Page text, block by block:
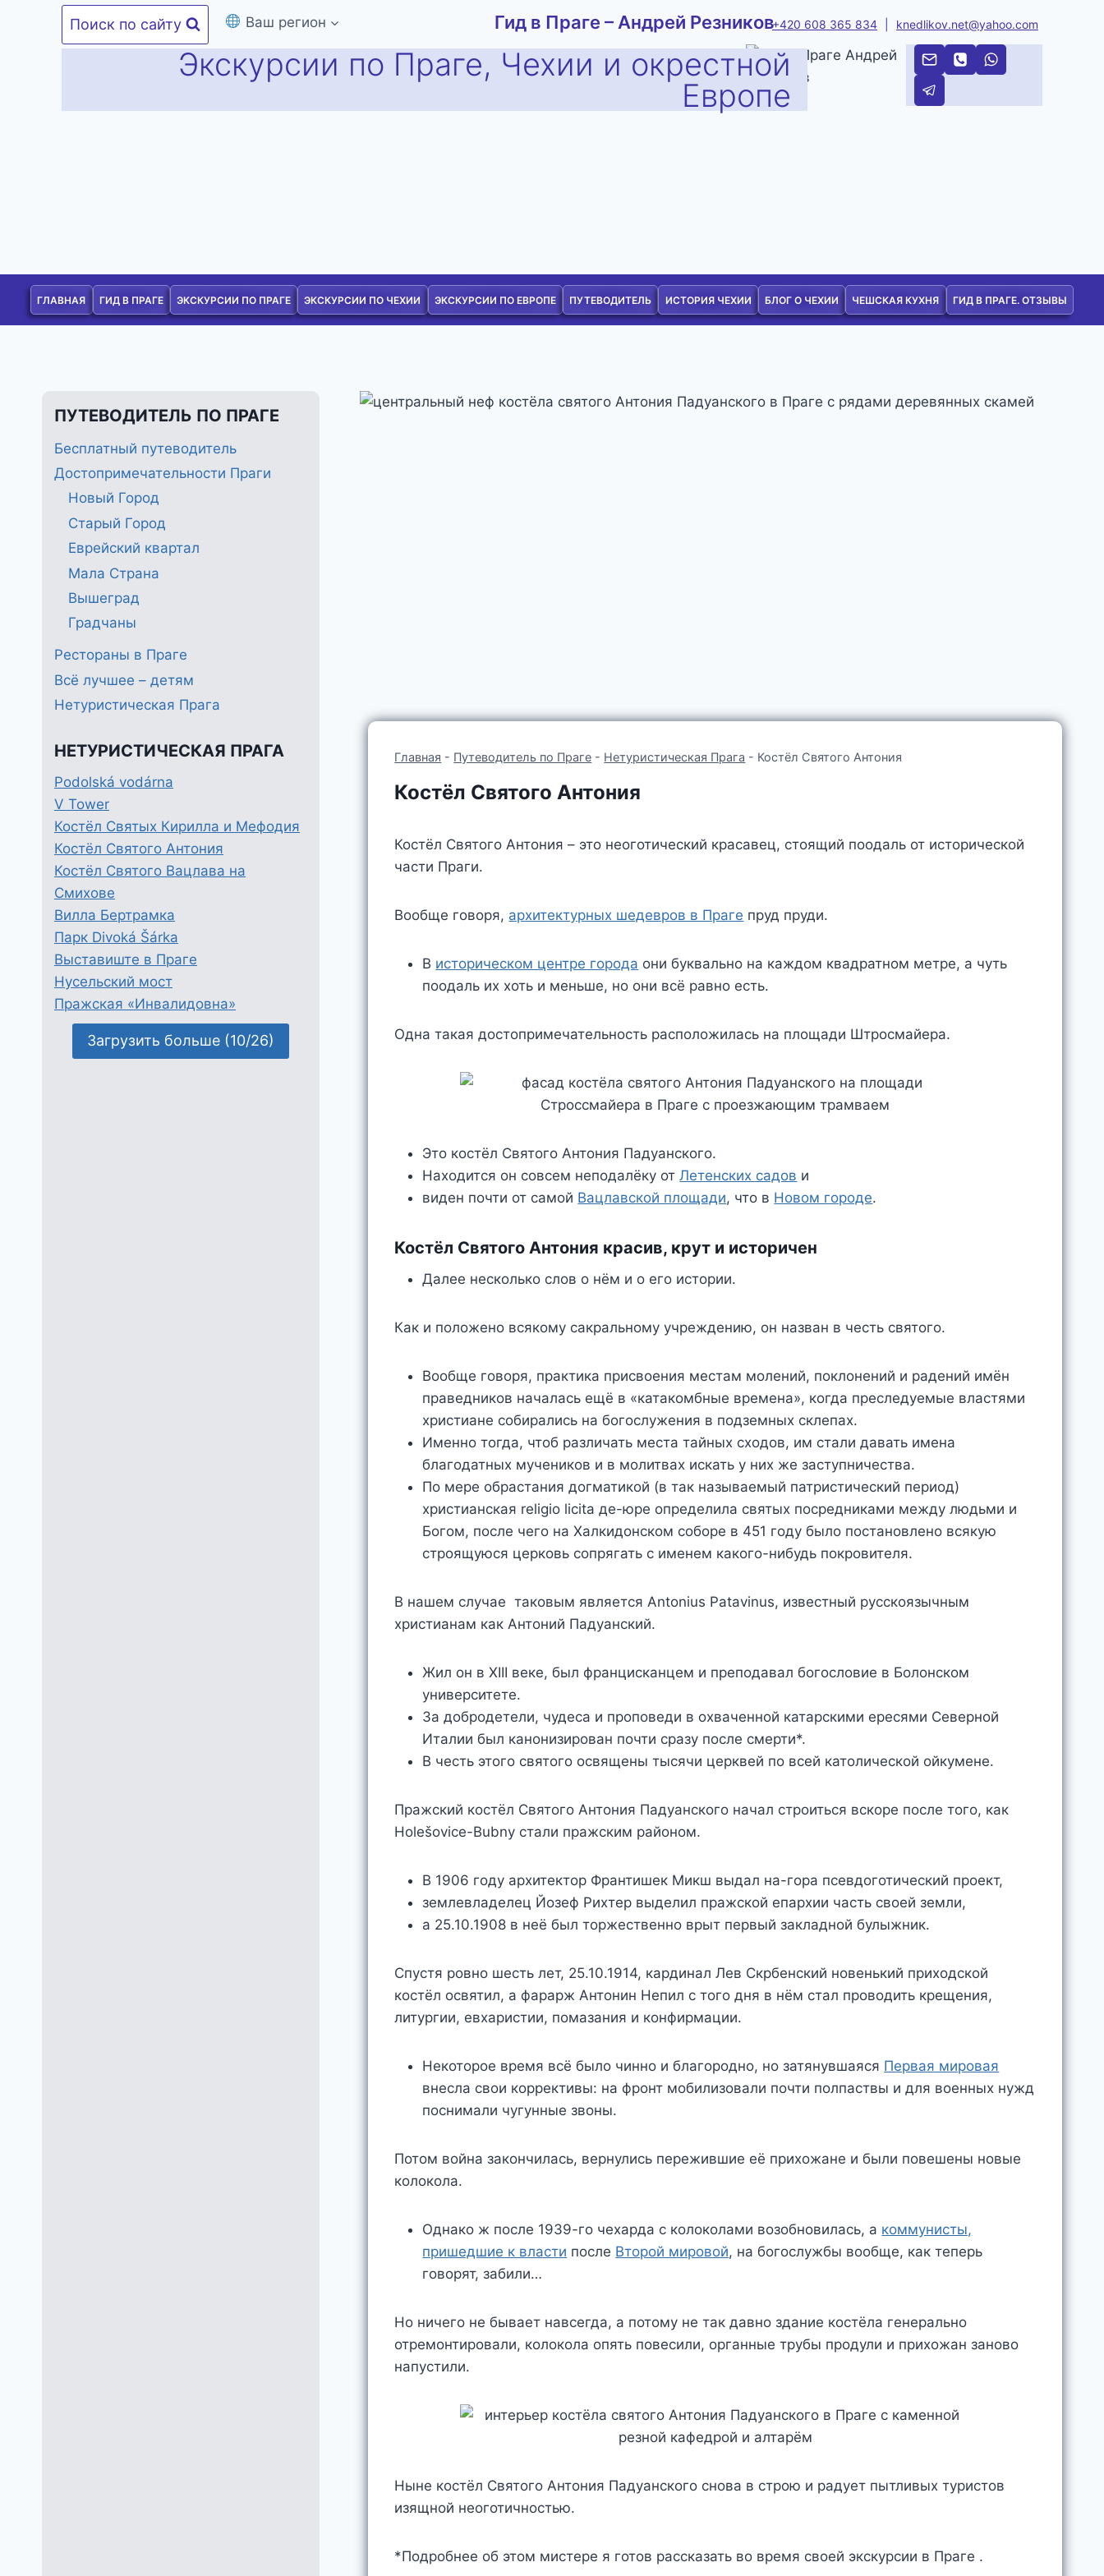
Поиск по сайту Ваш регион +420 608 365 834 knedlikov.net@yahoo.com
Гид в Праге – Андрей Резников
Экскурсии по Праге, Чехии и окрестной
Европе
ГЛАВНАЯ ГИД В ПРАГЕ ЭКСКУРСИИ ПО ПРАГЕ ЭКСКУРСИИ ПО ЧЕХИИ ЭКСКУРСИИ ПО ЕВРОПЕ ПУТЕВОДИТЕЛЬ ИСТОРИЯ ЧЕХИИ БЛОГ О ЧЕХИИ ЧЕШСКАЯ КУХНЯ ГИД В ПРАГЕ. ОТЗЫВЫ
Главная - Путеводитель по Праге - Нетуристическая Прага - Костёл Святого Антония
Костёл Святого Антония
Костёл Святого Антония – это неоготический красавец, стоящий поодаль от исторической
части Праги.
Вообще говоря, архитектурных шедевров в Праге пруд пруди.
В историческом центре города они буквально на каждом квадратном метре, а чуть
поодаль их хоть и меньше, но они всё равно есть.
Одна такая достопримечательность расположилась на площади Штросмайера.
Это костёл Святого Антония Падуанского.
Находится он совсем неподалёку отЛетенских садов и
виден почти от самой Вацлавской площади, что в Новом городе.
Костёл Святого Антония красив, крут и историчен
Далее несколько слов о нём и о его истории.
Как и положено всякому сакральному учреждению, он назван в честь святого.
Вообще говоря, практика присвоения местам молений, поклонений и радений имён
праведников началась ещё в «катакомбные времена», когда преследуемые властями
христиане собирались на богослужения в подземных склепах.
Именно тогда, чтоб различать места тайных сходов, им стали давать имена
благодатных мучеников и в молитвах искать у них же заступничества.
По мере обрастания догматикой (в так называемый патристический период)
христианская religio licita де-юре определила святых посредниками между людьми и
Богом, после чего на Халкидонском соборе в 451 году было постановлено всякую
строящуюся церковь сопрягать с именем какого-нибудь покровителя.
В нашем случае таковым является Antonius Patavinus, известный русскоязычным
христианам как Антоний Падуанский.
Жил он в XIII веке, был францисканцем и преподавал богословие в Болонском
университете.
За добродетели, чудеса и проповеди в охваченной катарскими ересями Северной
Италии был канонизирован почти сразу после смерти*.
В честь этого святого освящены тысячи церквей по всей католической ойкумене.
Пражский костёл Святого Антония Падуанского начал строиться вскоре после того, как
Holešovice-Bubny стали пражским районом.
В 1906 году архитектор Франтишек Микш выдал на-гора псевдоготический проект,
землевладелец Йозеф Рихтер выделил пражской епархии часть своей земли,
а 25.10.1908 в неё был торжественно врыт первый закладной булыжник.
Спустя ровно шесть лет, 25.10.1914, кардинал Лев Скрбенский новенький приходской
костёл освятил, а фарарж Антонин Непил с того дня в нём стал проводить крещения,
литургии, евхаристии, помазания и конфирмации.
Некоторое время всё было чинно и благородно, но затянувшаяся Первая мировая
внесла свои коррективы: на фронт мобилизовали почти полпаствы и для военных нужд
поснимали чугунные звоны.
Потом война закончилась, вернулись пережившие её прихожане и были повешены новые
колокола.
Однако ж после 1939-го чехарда с колоколами возобновилась, а коммунисты,
пришедшие к власти после Второй мировой, на богослужбы вообще, как теперь
говорят, забили…
Но ничего не бывает навсегда, а потому не так давно здание костёла генерально
отремонтировали, колокола опять повесили, органные трубы продули и прихожан заново
напустили.
Ныне костёл Святого Антония Падуанского снова в строю и радует пытливых туристов
изящной неоготичностью.
*Подробнее об этом мистере я готов рассказать во время своей экскурсии в Праге .
ПУТЕВОДИТЕЛЬ ПО ПРАГЕ
Бесплатный путеводитель
Достопримечательности Праги
Новый Город
Старый Город
Еврейский квартал
Мала Страна
Вышеград
Градчаны
Рестораны в Праге
Всё лучшее – детям
Нетуристическая Прага
НЕТУРИСТИЧЕСКАЯ ПРАГА
Podolská vodárna
V Tower
Костёл Святых Кирилла и Мефодия
Костёл Святого Антония
Костёл Святого Вацлава на
Смихове
Вилла Бертрамка
Парк Divoká Šárka
Выставиште в Праге
Нусельский мост
Пражская «Инвалидовна»
Загрузить больше (10/26)